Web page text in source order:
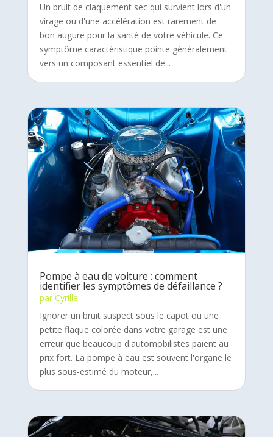
Un bruit de claquement sec qui survient lors d'un
virage ou d'une accélération est rarement de
bon augure pour la santé de votre véhicule. Ce
symptôme caractéristique pointe généralement
vers un composant essentiel de...
Pompe à eau de voiture : comment
identifier les symptômes de défaillance ?
par Cyrille
Ignorer un bruit suspect sous le capot ou une
petite flaque colorée dans votre garage est une
erreur que beaucoup d'automobilistes paient au
prix fort. La pompe à eau est souvent l'organe le
plus sous-estimé du moteur,...